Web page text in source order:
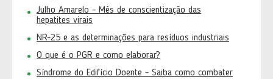
Julho Amarelo - Mês de conscientização das
hepatites virais
NR-25 e as determinações para resíduos industriais
O que é o PGR e como elaborar?
Síndrome do Edifício Doente - Saiba como combater